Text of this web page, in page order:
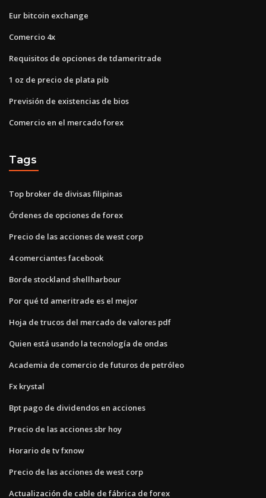
Eur bitcoin exchange
Comercio 4x
Requisitos de opciones de tdameritrade
1 oz de precio de plata pib
Previsión de existencias de bios
Comercio en el mercado forex
Tags
Top broker de divisas filipinas
Órdenes de opciones de forex
Precio de las acciones de west corp
4 comerciantes facebook
Borde stockland shellharbour
Por qué td ameritrade es el mejor
Hoja de trucos del mercado de valores pdf
Quien está usando la tecnología de ondas
Academia de comercio de futuros de petróleo
Fx krystal
Bpt pago de dividendos en acciones
Precio de las acciones sbr hoy
Horario de tv fxnow
Precio de las acciones de west corp
Actualización de cable de fábrica de forex